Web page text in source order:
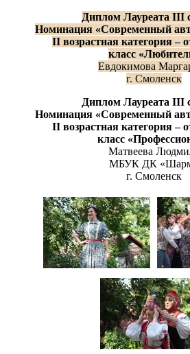
Диплом Лауреата III
Номинация «Современный
II возрастная категория–
класс
Евдокимова
г. Смоленск
Диплом Лауреата III
Номинация «Современный
II возрастная категория–
класс
Матвеева
МБУК ДК
г. Смоленск